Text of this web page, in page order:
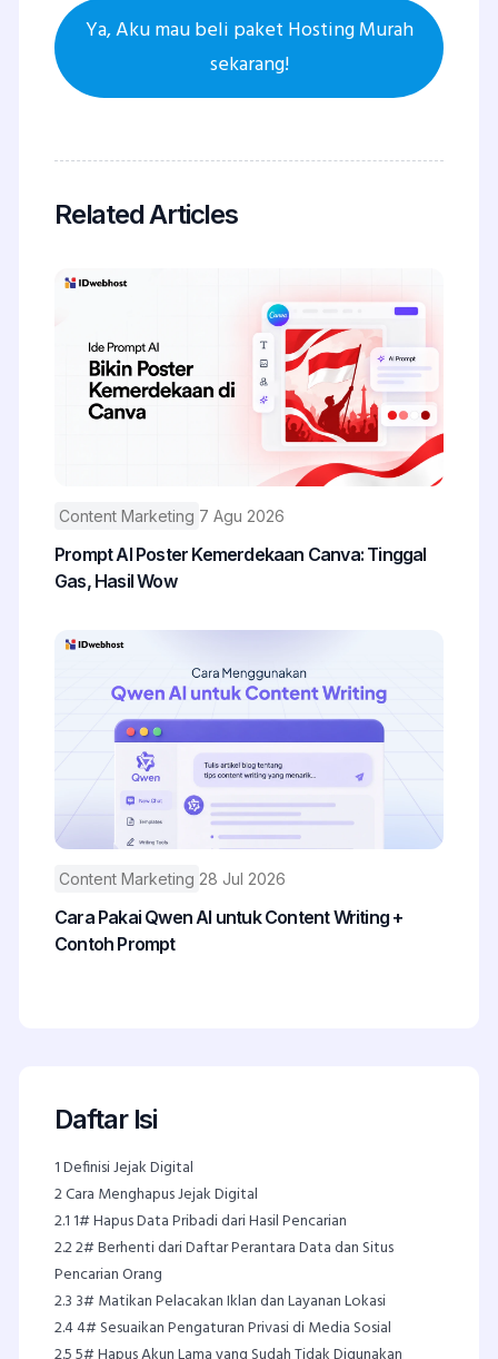
Ya, Aku mau beli paket Hosting Murah
sekarang!
Related Articles
Content Marketing 7 Agu 2026
Prompt AI Poster Kemerdekaan Canva: Tinggal
Gas, Hasil Wow
Content Marketing 28 Jul 2026
Cara Pakai Qwen AI untuk Content Writing +
Contoh Prompt
Daftar Isi
1Definisi Jejak Digital
2Cara Menghapus Jejak Digital
2.11# Hapus Data Pribadi dari Hasil Pencarian
2.22# Berhenti dari Daftar Perantara Data dan Situs
Pencarian Orang
2.3 3# Matikan Pelacakan Iklan dan Layanan Lokasi
2.44# Sesuaikan Pengaturan Privasi di Media Sosial